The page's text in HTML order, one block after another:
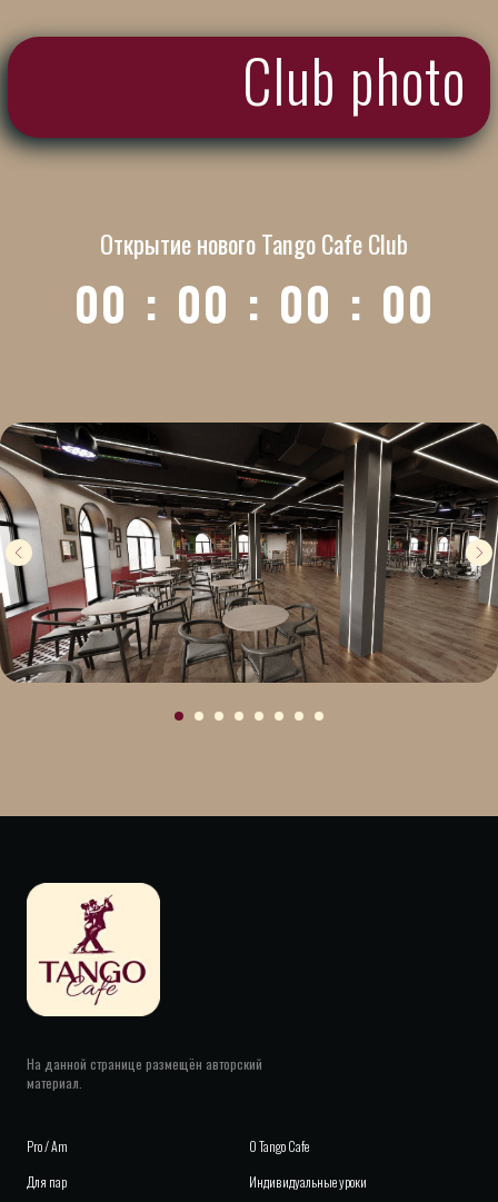
На данной странице размещён авторский
материал.
Pro / Am
Для пар
ОTango Cafe
Индивидуальные уроки